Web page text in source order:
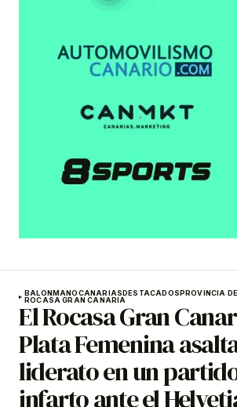
BALONMANOCANARIAS DESTACADOS PROVINCIA
ROCASA GRAN CANARIA
El Rocasa Gran
Plata Femenina
liderato en un
infarto ante el